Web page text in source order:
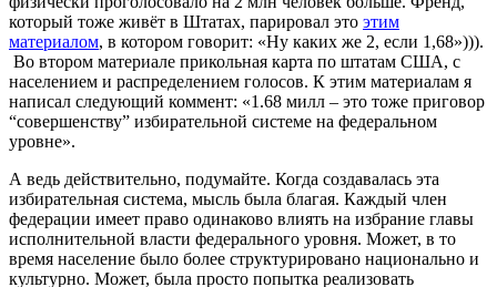
который тоже живёт в Штатах, парировал это этим
материалом, в котором говорит: «Ну каких же 2, если 1,68»))).
Во втором материале прикольная карта по штатам США, с
населением и распределением голосов. К этим материалам я
написал следующий коммент: «1.68 милл – это тоже приговор
“совершенству” избирательной системе на федеральном
уровне».
А ведь действительно, подумайте. Когда создавалась эта
избирательная система, мысль была благая. Каждый член
федерации имеет право одинаково влиять на избрание главы
исполнительной власти федерального уровня. Может, в то
время население было более структурировано национально и
культурно. Может, была просто попытка реализовать